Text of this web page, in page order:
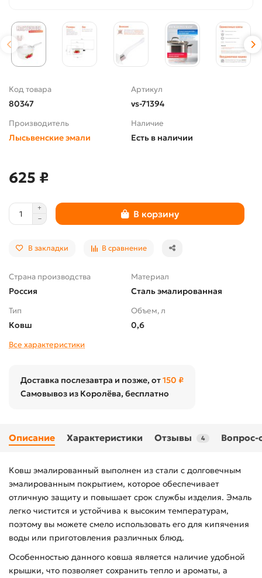
Код товара
80347
Артикул
vs-71394
Производитель
Лысьвенские эмали
Наличие
Есть в наличии
625 ₽
В корзину
В закладки В сравнение
Страна производства
Россия
Материал
Сталь эмалированная
Тип
Ковш
Объем, л
0,6
Все характеристики
Доставка послезавтра и позже, от150 ₽
Самовывоз из Королёва, бесплатно
Описание Характеристики Отзывы 4 Вопрос-
Ковш эмалированный выполнен из стали с долговечным
эмалированным покрытием, которое обеспечивает
отличную защиту и повышает срок службы изделия. Эмаль
легко чистится и устойчива к высоким температурам,
поэтому вы можете смело использовать его для кипячения
воды или приготовления различных блюд.
Особенностью данного ковша является наличие удобной
крышки, что позволяет сохранить тепло и ароматы, а